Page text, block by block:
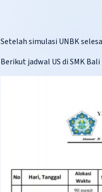
Setelah simulasi UNBK
Berikut jadwal US di SMK Bali